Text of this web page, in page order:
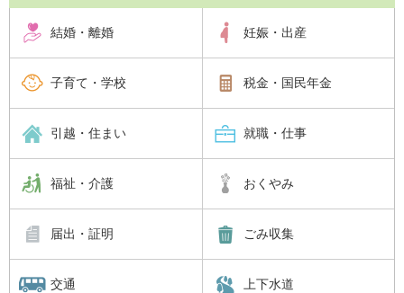
結婚・離婚 妊娠・出産
子育て・学校 税金・国民年金
引越・住まい 就職・仕事
福祉・介護 おくやみ
届出・証明 ごみ収集
交通 上下水道